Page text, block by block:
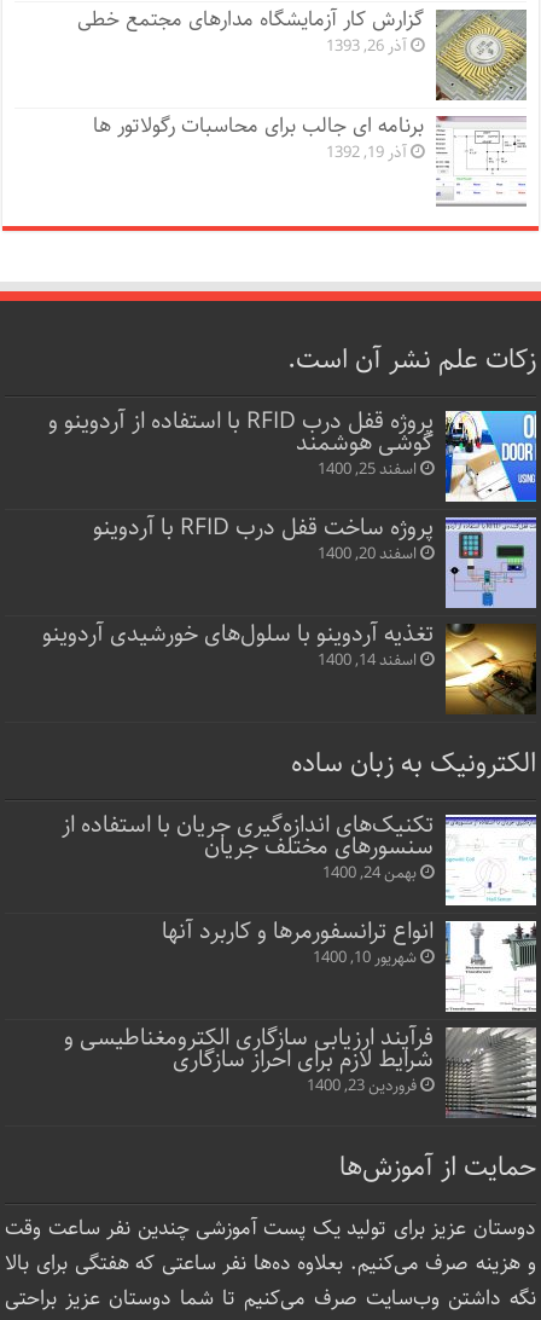
گزارش کار آزمایشگاه مدارهای مجتمع خطی
آذر 26, 1393
برنامه ای جالب برای محاسبات رگولاتور ها
آذر 19, 1392
زکات علم نشر آن است.
پروژه قفل‌ درب RFID با استفاده از آردوینو و
گوشی هوشمند
اسفند 25, 1400
پروژه ساخت قفل‌ درب RFID با آردوینو
اسفند 20, 1400
تغذیه آردوینو با سلول‌های خورشیدی آردوینو
اسفند 14, 1400
الکترونیک به زبان ساده
تکنیک‌های اندازه‌گیری جریان با استفاده از
سنسورهای مختلف جریان
بهمن 24, 1400
انواع ترانسفورمرها و کاربرد آنها
شهریور 10, 1400
فرآیند ارزیابی سازگاری الکترومغناطیسی و
شرایط لازم برای احراز سازگاری
فروردین 23, 1400
حمایت از آموزش‌ها
دوستان عزیز برای تولید یک پست آموزشی چندین نفر ساعت‌ وقت
و هزینه صرف می‌کنیم. بعلاوه ده‌ها نفر ساعتی که هفتگی برای بالا
نگه داشتن وب‌سایت صرف ‌می‌کنیم تا شما دوستان عزیز براحتی